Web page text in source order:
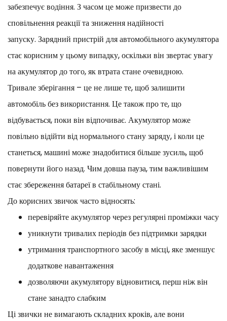
забезпечує водіння. З часом це може призвести до
сповільнення реакції та зниження надійності
запуску. Зарядний пристрій для автомобільного акумулятора
стає корисним у цьому випадку, оскільки він звертає увагу
на акумулятор до того, як втрата стане очевидною.
Тривале зберігання – це не лише те, щоб залишити
автомобіль без використання. Це також про те, що
відбувається, поки він відпочиває. Акумулятор може
повільно відійти від нормального стану заряду, і коли це
станеться, машині може знадобитися більше зусиль, щоб
повернути його назад. Чим довша пауза, тим важливішим
стає збереження батареї в стабільному стані.
До корисних звичок часто відносять:
перевіряйте акумулятор через регулярні проміжки часу
уникнути тривалих періодів без підтримки зарядки
утримання транспортного засобу в місці, яке зменшує
додаткове навантаження
дозволяючи акумулятору відновитися, перш ніж він
стане занадто слабким
Ці звички не вимагають складних кроків, але вони